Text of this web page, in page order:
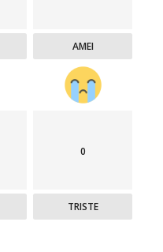
AMEI
0
TRISTE